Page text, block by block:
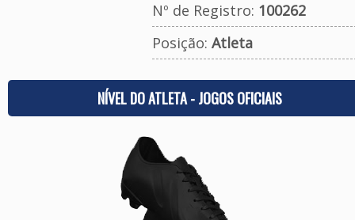
Nº de Registro: 100262
Posição: Atleta
NÍVEL DO ATLETA - JOGOS OFICIAIS